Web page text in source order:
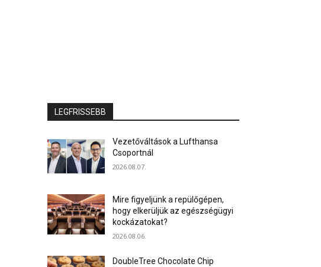
LEGFRISSEBB
Vezetőváltások a Lufthansa
Csoportnál
2026.08.07.
Mire figyeljünk a repülőgépen,
hogy elkerüljük az egészségügyi
kockázatokat?
2026.08.06.
DoubleTree Chocolate Chip